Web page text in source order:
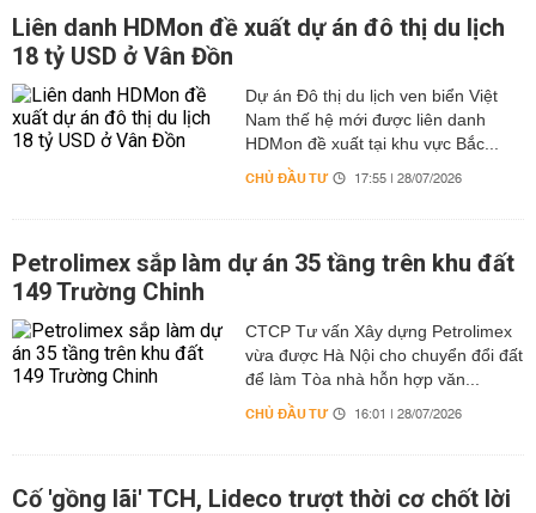
Liên danh HDMon đề xuất dự án đô thị du lịch
18 tỷ USD ở Vân Đồn
Dự án Đô thị du lịch ven biển Việt
Nam thế hệ mới được liên danh
HDMon đề xuất tại khu vực Bắc...
CHỦ ĐẦU TƯ 17:55 | 28/07/2026
Petrolimex sắp làm dự án 35 tầng trên khu đất
149 Trường Chinh
CTCP Tư vấn Xây dựng Petrolimex
vừa được Hà Nội cho chuyển đổi đất
để làm Tòa nhà hỗn hợp văn...
CHỦ ĐẦU TƯ 16:01 | 28/07/2026
Cố 'gồng lãi' TCH, Lideco trượt thời cơ chốt lời